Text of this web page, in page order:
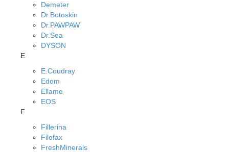
Demeter
Dr.Botoskin
Dr.PAWPAW
Dr.Sea
DYSON
E
E.Coudray
Edom
Ellame
EOS
F
Fillerina
Filofax
FreshMinerals